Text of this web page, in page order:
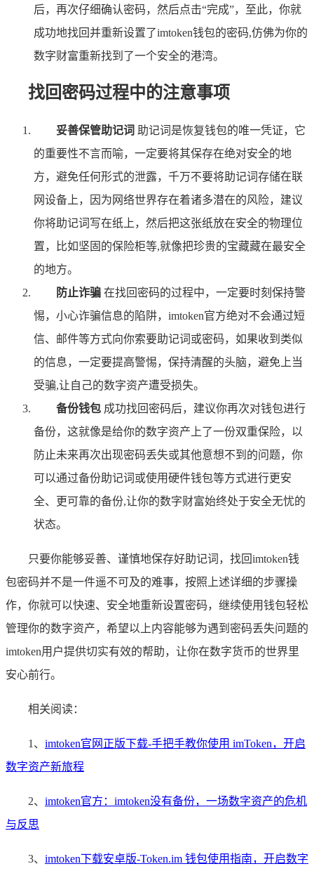
后，再次仔细确认密码，然后点击“完成”，至此，你就
成功地找回并重新设置了imtoken钱包的密码,仿佛为你的
数字财富重新找到了一个安全的港湾。
找回密码过程中的注意事项
妥善保管助记词 助记词是恢复钱包的唯一凭证，它
的重要性不言而喻，一定要将其保存在绝对安全的地
方，避免任何形式的泄露，千万不要将助记词存储在联
网设备上，因为网络世界存在着诸多潜在的风险，建议
你将助记词写在纸上，然后把这张纸放在安全的物理位
置，比如坚固的保险柜等,就像把珍贵的宝藏藏在最安全
的地方。
防止诈骗 在找回密码的过程中，一定要时刻保持警
惕，小心诈骗信息的陷阱，imtoken官方绝对不会通过短
信、邮件等方式向你索要助记词或密码，如果收到类似
的信息，一定要提高警惕，保持清醒的头脑，避免上当
受骗,让自己的数字资产遭受损失。
备份钱包 成功找回密码后，建议你再次对钱包进行
备份，这就像是给你的数字资产上了一份双重保险，以
防止未来再次出现密码丢失或其他意想不到的问题，你
可以通过备份助记词或使用硬件钱包等方式进行更安
全、更可靠的备份,让你的数字财富始终处于安全无忧的
状态。
只要你能够妥善、谨慎地保存好助记词，找回imtoken钱
包密码并不是一件遥不可及的难事，按照上述详细的步骤操
作，你就可以快速、安全地重新设置密码，继续使用钱包轻松
管理你的数字资产，希望以上内容能够为遇到密码丢失问题的
imtoken用户提供切实有效的帮助，让你在数字货币的世界里
安心前行。
相关阅读：
1、 imtoken官网正版下载-手把手教你使用 imToken，开启
数字资产新旅程
2、 imtoken官方：imtoken没有备份，一场数字资产的危机
与反思
3、 imtoken下载安卓版-Token.im 钱包使用指南，开启数字